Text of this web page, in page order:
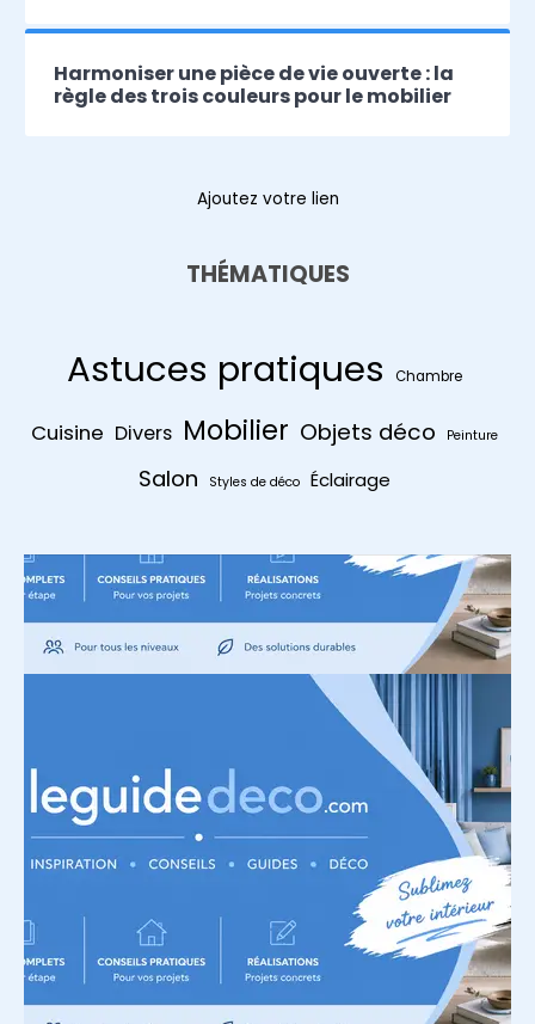
Harmoniser une pièce de vie ouverte : la
règle des trois couleurs pour le mobilier
Ajoutez votre lien
THÉMATIQUES
Astuces pratiques Chambre
Cuisine Divers Mobilier Objets déco Peinture
Salon Styles de déco Éclairage